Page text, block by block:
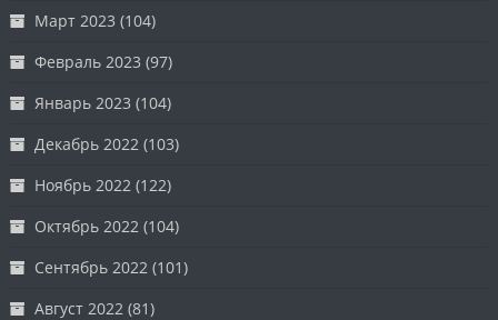
Март 2023 (104)
Февраль 2023 (97)
Январь 2023 (104)
Декабрь 2022 (103)
Ноябрь 2022 (122)
Октябрь 2022 (104)
Сентябрь 2022 (101)
Август 2022 (81)